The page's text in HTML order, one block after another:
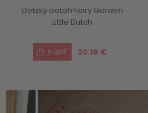
Detský batoh Fairy Garden
Little Dutch
20.19 €